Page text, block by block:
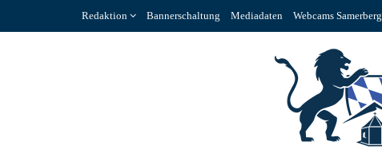
Redaktion Bannerschaltung Mediadaten Webcams Samerberg